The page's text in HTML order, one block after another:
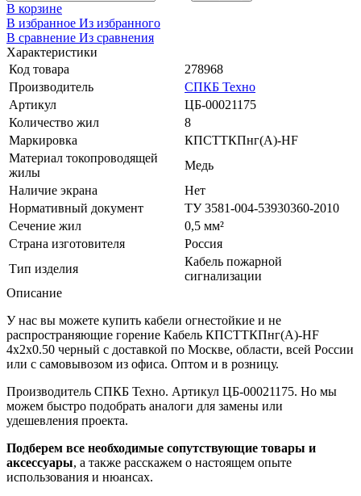
В корзине
В избранное Из избранного
В сравнение Из сравнения
Характеристики
Код товара
278968
Производитель
СПКБ Техно
Артикул
ЦБ-00021175
Количество жил
8
Маркировка
КПСТТКПнг(A)-HF
Материал токопроводящей
жилы
Медь
Наличие экрана
Нет
Нормативный документ
ТУ 3581-004-53930360-2010
Сечение жил
0,5 мм²
Страна изготовителя
Россия
Тип изделия
Кабель пожарной
сигнализации
Описание
У нас вы можете купить кабели огнестойкие и не
распространяющие горение Кабель КПСТТКПнг(А)-HF
4х2х0.50 черный с доставкой по Москве, области, всей России
или с самовывозом из офиса. Оптом и в розницу.
Производитель СПКБ Техно. Артикул ЦБ-00021175. Но мы
можем быстро подобрать аналоги для замены или
удешевления проекта.
Подберем все необходимые сопутствующие товары и
аксессуары, а также расскажем о настоящем опыте
использования и нюансах.